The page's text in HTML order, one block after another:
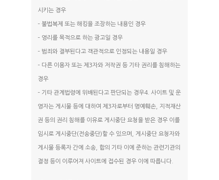
시키는 경우
– 불법복제 또는 해킹을 조장하는 내용인 경우
– 영리를 목적으로 하는 광고일 경우
– 범죄와 결부된다고 객관적으로 인정되는 내용일 경우
– 다른 이용자 또는 제3자와 저작권 등 기타 권리를 침해하는
경우
– 기타 관계법령에 위배된다고 판단되는 경우4. 사이트 및 운
영자는 게시물 등에 대하여 제3자로부터 명예훼손, 지적재산
권 등의 권리 침해를 이유로 게시중단 요청을 받은 경우 이를
임시로 게시중단(전송중단)할 수 있으며, 게시중단 요청자와
게시물 등록자 간에 소송, 합의 기타 이에 준하는 관련기관의
결정 등이 이루어져 사이트에 접수된 경우 이에 따릅니다.